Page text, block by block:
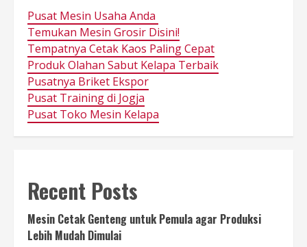
Pusat Mesin Usaha Anda
Temukan Mesin Grosir Disini!
Tempatnya Cetak Kaos Paling Cepat
Produk Olahan Sabut Kelapa Terbaik
Pusatnya Briket Ekspor
Pusat Training di Jogja
Pusat Toko Mesin Kelapa
Recent Posts
Mesin Cetak Genteng untuk Pemula agar Produksi
Lebih Mudah Dimulai